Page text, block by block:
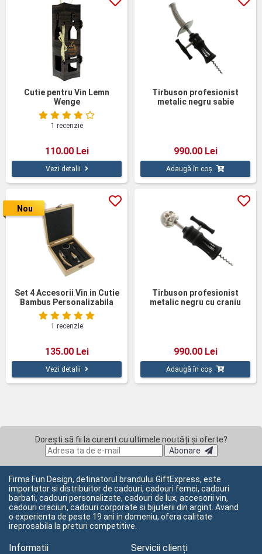
Cutie pentru Vin Lemn
Wenge
1 recenzie
110.00 Lei
Vezi detalii
Tirbuson profesionist
metalic negru sabie
990.00 Lei
Adaugă în coș
Set 4 Accesorii Vin in Cutie
Bambus Personalizabila
1 recenzie
135.00 Lei
Nou
Vezi detalii
Tirbuson profesionist
metalic negru cu craniu
990.00 Lei
Adaugă în coș
Dorești să fii la curent cu ultimele noutăți și oferte?
Abonare
Firma Fun Design, detinatorul brandului GiftExpress, este
importator si distribuitor de cadouri, cadouri femei, cadouri
barbati, cadouri personalizate, cadouri de lux, accesorii vin,
cadouri craciun, cadouri corporate si bijuterii din argint. Avand
o experienta de peste 19 ani in domeniu, ofera calitate
ireprosabila la preturi competitive.
Informatii Servicii clienți